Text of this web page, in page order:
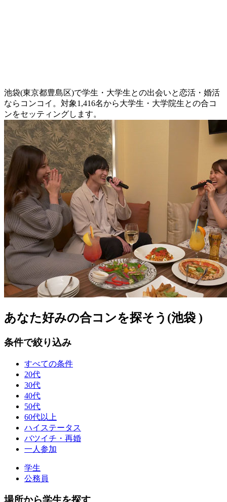
池袋(東京都豊島区)で学生・大学生との出会いと恋活・婚活
ならコンコイ。対象1,416名から大学生・大学院生との合コ
ンをセッティングします。
あなた好みの合コンを探そう(池袋 )
条件で絞り込み
すべての条件
20代
30代
40代
50代
60代以上
ハイステータス
バツイチ・再婚
一人参加
学生
公務員
場所から学生を探す